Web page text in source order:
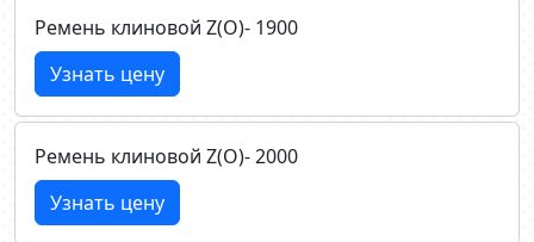
Ремень клиновой Z(О)- 1900
Узнать цену
Ремень клиновой Z(О)- 2000
Узнать цену